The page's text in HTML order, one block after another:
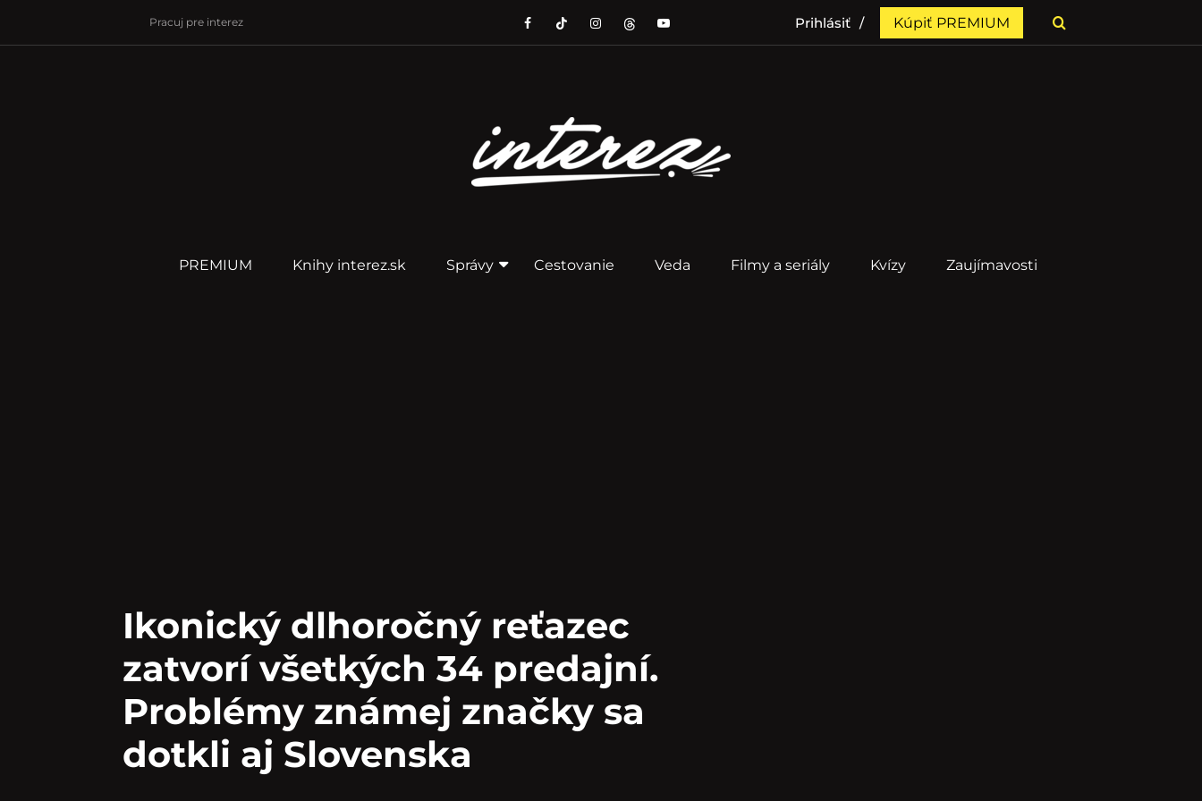
Pracuj pre interez Prihlásiť Kúpiť PREMIUM
PREMIUM Knihy interez.sk Správy Cestovanie Veda Filmy a seriály Kvízy Zaujímavosti
Ikonický dlhoročný reťazec
zatvorí všetkých 34 predajní.
Problémy známej značky sa
dotkli aj Slovenska